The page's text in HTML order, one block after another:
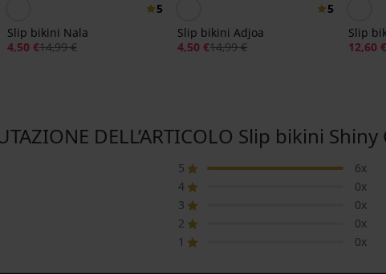
5
Slip bikini Nala
4,50 €14,99 €
5
Slip bikini Adjoa
4,50 €14,99 €
Slip
12,60
DELL’ARTICOLO Slip bikini
5
6x
4
0x
3
0x
2
0x
1
0x